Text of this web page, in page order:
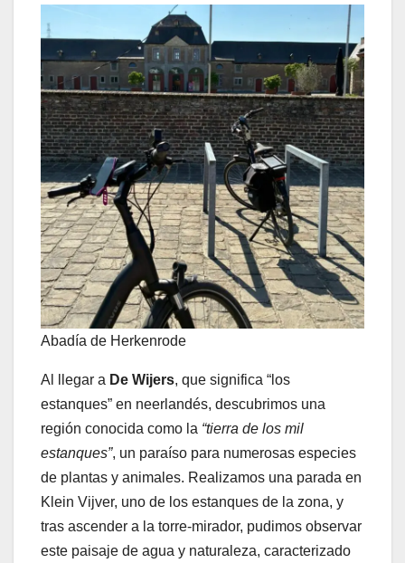
Abadía de Herkenrode
Al llegar a De Wijers, que significa “los
estanques” en neerlandés, descubrimos una
región conocida como la “tierra de los mil
estanques”, un paraíso para numerosas especies
de plantas y animales. Realizamos una parada en
Klein Vijver, uno de los estanques de la zona, y
tras ascender a la torre-mirador, pudimos observar
este paisaje de agua y naturaleza, caracterizado